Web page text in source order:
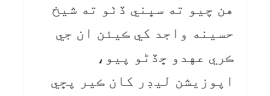
هن چيو ته سڀني ڏٺو ته شيخ
حسينه واجد کي ڪيئن ان جي
ڪري عهدو ڇڏڻو پيو،
اپوزيشن ليڊر کان ڪير پڇي